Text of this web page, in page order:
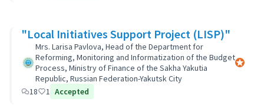
"Local Initiatives Support Project (LISP)"
Mrs. Larisa Pavlova, Head of the Department for
Reforming, Monitoring and Informatization of the Budget
Process, Ministry of Finance of the Sakha Yakutia
Republic, Russian Federation-Yakutsk City
Official
18 1 Accepted